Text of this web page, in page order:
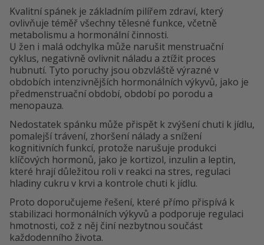
Kvalitní spánek je základním pilířem zdraví, který
ovlivňuje téměř všechny tělesné funkce, včetně
metabolismu a hormonální činnosti.
U žen i malá odchylka může narušit menstruační
cyklus, negativně ovlivnit náladu a ztížit proces
hubnutí. Tyto poruchy jsou obzvláště výrazné v
obdobích intenzivnějších hormonálních výkyvů, jako je
předmenstruační období, období po porodu a
menopauza.
Nedostatek spánku může přispět k zvýšení chuti k jídlu,
pomalejší trávení, zhoršení nálady a snížení
kognitivních funkcí, protože narušuje produkci
klíčových hormonů, jako je kortizol, inzulin a leptin,
které hrají důležitou roli v reakci na stres, regulaci
hladiny cukru v krvi a kontrole chuti k jídlu.
Proto doporučujeme řešení, které přímo přispívá k
stabilizaci hormonálních výkyvů a podporuje regulaci
hmotnosti, což z něj činí nezbytnou součást
každodenního života.